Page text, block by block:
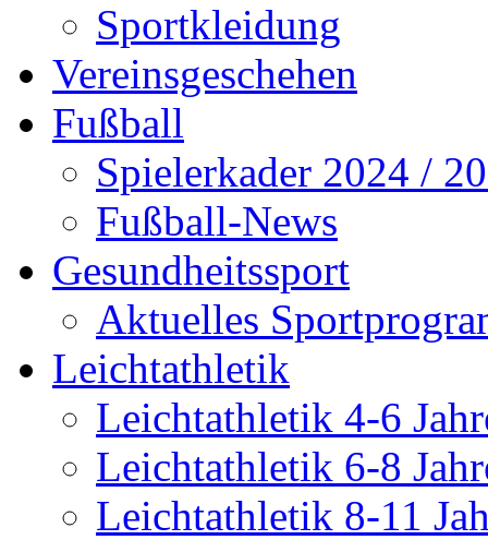
Sportkleidung
Vereinsgeschehen
Fußball
Spielerkader 2024 /
Fußball-News
Gesundheitssport
Aktuelles
Leichtathletik
Leichtathletik 4-6
Leichtathletik 6-8
Leichtathletik 8-11